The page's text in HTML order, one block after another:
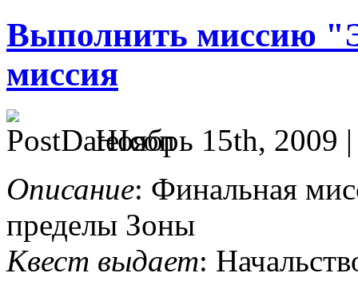
Выполнить миссию
миссия
Ноябрь 15th, 2009
Описание: Финальная
пределы Зоны
Квест выдает: